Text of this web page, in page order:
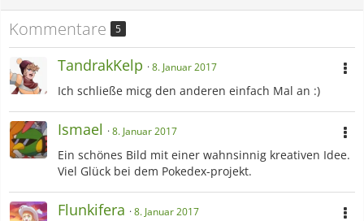
Kommentare 5
TandrakKelp 8. Januar 2017
Ich schließe micg den anderen einfach Mal an :)
Ismael 8. Januar 2017
Ein schönes Bild mit einer wahnsinnig kreativen Idee.
Viel Glück bei dem Pokedex-projekt.
Flunkifera 8. Januar 2017